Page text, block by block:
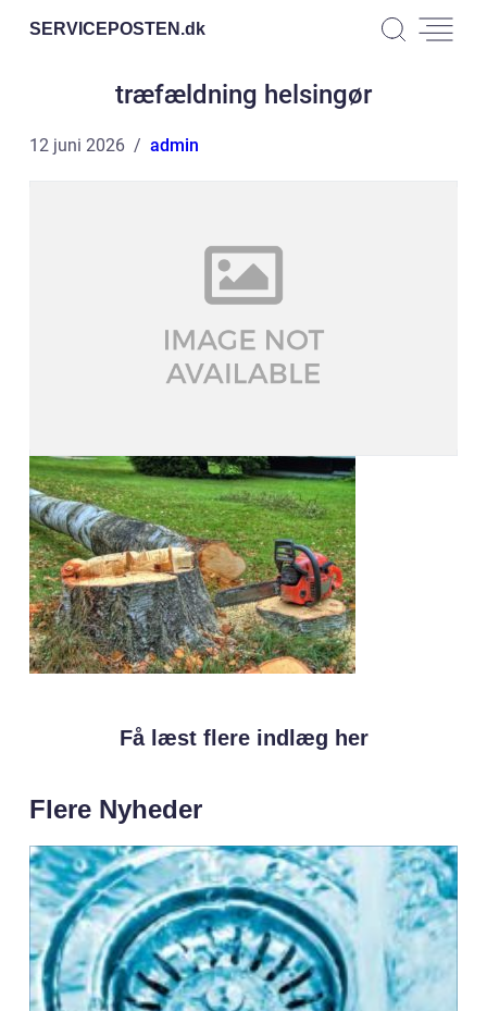
SERVICEPOSTEN.dk
træfældning helsingør
12 juni 2026 admin
Få læst flere indlæg her
Flere Nyheder